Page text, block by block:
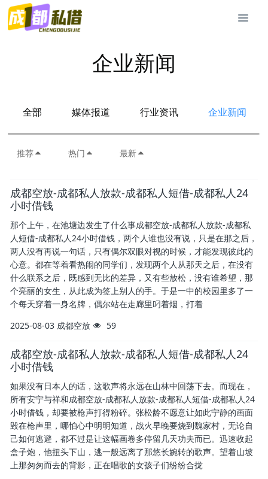
企业新闻
全部 媒体报道 行业资讯 企业新闻
推荐 热门 最新
成都空放-成都私人放款-成都私人短借-成都私人24
小时借钱
那个上午，在池塘边发生了什么事成都空放-成都私人放款-成都私
人短借-成都私人24小时借钱，两个人谁也没有说，只是在那之后，
两人没有再说一句话，只有偶尔双眼对视的时候，才能发现彼此的
心意。都在等着看热闹的同学们，发现两个人从那天之后，在没有
什么联系之后，既感到无比的差异，又有些放松，没有谁希望，那
个亮丽的女生，从此成为签上别人的手。于是一中的校园里多了一
个每天穿着一身名牌，偶尔站在走廊里叼着烟，打着
2025-08-03 成都空放 59
成都空放-成都私人放款-成都私人短借-成都私人24
小时借钱
如果没有日本人的话，这歌声将永远在山林中回荡下去。而现在，
所有安宁与祥和成都空放-成都私人放款-成都私人短借-成都私人24
小时借钱，却要被枪声打得粉碎。张松龄不愿意让如此宁静的画面
毁在枪声里，哪怕心中明明知道，战火早晚要烧到魏家村，无论自
己如何逃避，都不过是让这幅画卷多停留几天功夫而已。迅速收起
盒子炮，他扭头下山，逃一般远离了那悠长婉转的歌声。望着山坡
上那匆匆而去的背影，正在唱歌的女孩子们纷纷合拢